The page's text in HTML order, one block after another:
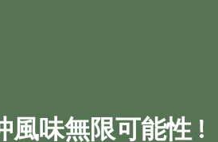
風味無限可能性 !